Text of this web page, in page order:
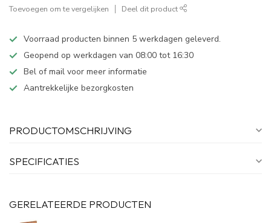
Toevoegen om te vergelijken Deel dit product
Voorraad producten binnen 5 werkdagen geleverd.
Geopend op werkdagen van 08:00 tot 16:30
Bel of mail voor meer informatie
Aantrekkelijke bezorgkosten
PRODUCTOMSCHRIJVING
SPECIFICATIES
GERELATEERDE PRODUCTEN